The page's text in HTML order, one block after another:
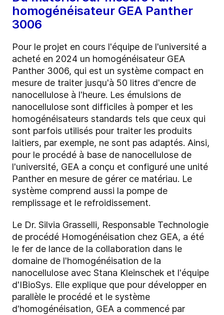
homogénéisateur GEA Panther
3006
Pour le projet en cours l'équipe de l'université a
acheté en 2024 un homogénéisateur GEA
Panther 3006, qui est un système compact en
mesure de traiter jusqu'à 50 litres d'encre de
nanocellulose à l'heure. Les émulsions de
nanocellulose sont difficiles à pomper et les
homogénéisateurs standards tels que ceux qui
sont parfois utilisés pour traiter les produits
laitiers, par exemple, ne sont pas adaptés. Ainsi,
pour le procédé à base de nanocellulose de
l'université, GEA a conçu et configuré une unité
Panther en mesure de gérer ce matériau. Le
système comprend aussi la pompe de
remplissage et le refroidissement.
Le Dr. Silvia Grasselli, Responsable Technologie
de procédé Homogénéisation chez GEA, a été
le fer de lance de la collaboration dans le
domaine de l'homogénéisation de la
nanocellulose avec Stana Kleinschek et l'équipe
d'IBioSys. Elle explique que pour développer en
parallèle le procédé et le système
d'homogénéisation, GEA a commencé par